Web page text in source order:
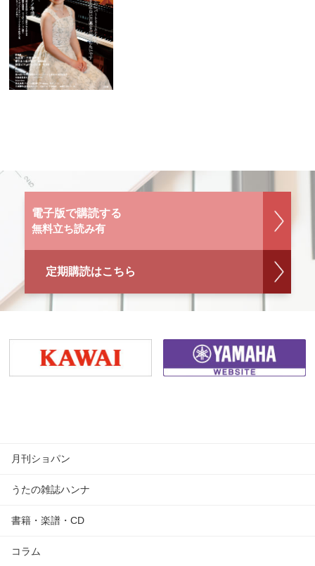
電子版で購読する
無料立ち読み有
定期購読はこちら
月刊ショパン
うたの雑誌ハンナ
書籍・楽譜・CD
コラム